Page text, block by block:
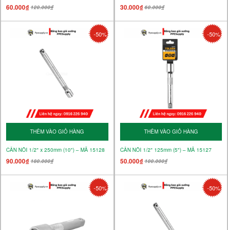
60.000₫ 120.000₫ 30.000₫60.000₫
-50%
THÊM VÀO GIỎ HÀNG
CẦN NỐI 1/2" x 250mm (10") – MÃ 15128
90.000₫ 180.000₫
-50%
THÊM VÀO GIỎ HÀNG
CẦN NỐI 1/2" 125mm (5") – MÃ 15127
50.000₫100.000₫
-50% -50%